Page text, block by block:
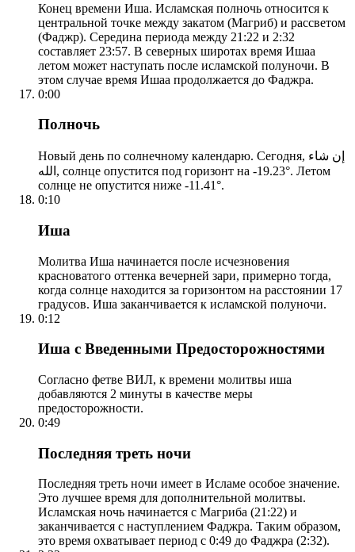
Конец времени Иша. Исламская полночь относится к
центральной точке между закатом (Магриб) и рассветом
(Фаджр). Середина периода между 21:22 и 2:32
составляет 23:57. В северных широтах время Ишаа
летом может наступать после исламской полуночи. В
этом случае время Ишаа продолжается до Фаджра.
0:00
Полночь
Новый день по солнечному календарю. Сегодня, إن شاء
الله, солнце опустится под горизонт на -19.23°. Летом
солнце не опустится ниже -11.41°.
0:10
Иша
Молитва Иша начинается после исчезновения
красноватого оттенка вечерней зари, примерно тогда,
когда солнце находится за горизонтом на расстоянии 17
градусов. Иша заканчивается к исламской полуночи.
0:12
Иша с Введенными Предосторожностями
Согласно фетве ВИЛ, к времени молитвы иша
добавляются 2 минуты в качестве меры
предосторожности.
0:49
Последняя треть ночи
Последняя треть ночи имеет в Исламе особое значение.
Это лучшее время для дополнительной молитвы.
Исламская ночь начинается с Магриба (21:22) и
заканчивается с наступлением Фаджра. Таким образом,
это время охватывает период с 0:49 до Фаджра (2:32).